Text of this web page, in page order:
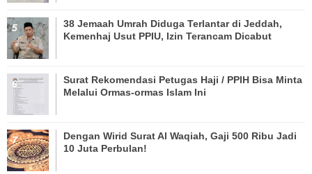
38 Jemaah Umrah Diduga Terlantar di Jeddah,
Kemenhaj Usut PPIU, Izin Terancam Dicabut
Surat Rekomendasi Petugas Haji / PPIH Bisa Minta
Melalui Ormas-ormas Islam Ini
Dengan Wirid Surat Al Waqiah, Gaji 500 Ribu Jadi
10 Juta Perbulan!